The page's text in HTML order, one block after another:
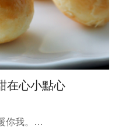
在心小點心
你我。